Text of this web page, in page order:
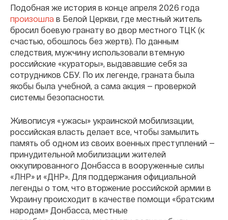
Подобная же история в конце апреля 2026 года
произошла в Белой Церкви, где местный житель
бросил боевую гранату во двор местного ТЦК (к
счастью, обошлось без жертв). По данным
следствия, мужчину использовали втемную
российские «кураторы», выдававшие себя за
сотрудников СБУ. По их легенде, граната была
якобы была учебной, а сама акция — проверкой
системы безопасности.
Живописуя «ужасы» украинской мобилизации,
российская власть делает все, чтобы замылить
память об одном из своих военных преступлений —
принудительной мобилизации жителей
оккупированного Донбасса в вооруженные силы
«ЛНР» и «ДНР». Для поддержания официальной
легенды о том, что вторжение российской армии в
Украину происходит в качестве помощи «братским
народам» Донбасса, местные